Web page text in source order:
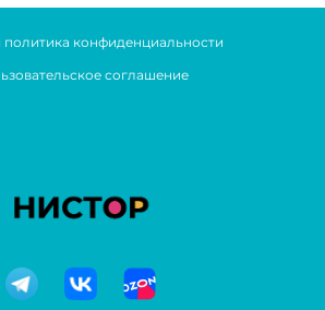
политика конфиденциальности
соглашение